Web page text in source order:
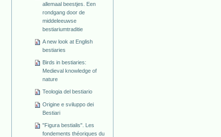
allemaal beestjes. Een
rondgang door de
middeleeuwse
bestiariumtraditie
A new look at English
bestiaries
Birds in bestiaries:
Medieval knowledge of
nature
Teologia del bestiario
Origine e sviluppo dei
Bestiari
"Figura bestialis". Les
fondements théoriques du